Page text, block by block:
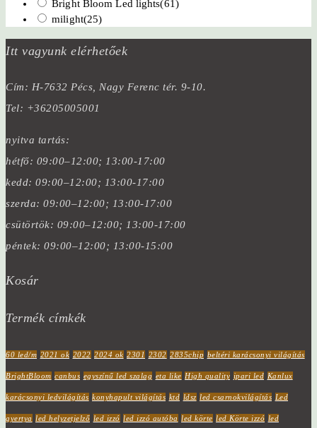
Bright Bloom Led lights(61)
milight(25)
Itt vagyunk elérhetőek
Cím: H-7632 Pécs, Nagy Ferenc tér. 9-10.
Tel: +36205005001
nyitva tartás:
hétfő: 09:00–12:00; 13:00-17:00
kedd: 09:00–12:00; 13:00-17:00
szerda: 09:00–12:00; 13:00-17:00
csütörtök: 09:00–12:00; 13:00-17:00
péntek: 09:00–12:00; 13:00-15:00
Kosár
Termék címkék
60 led/m 2021 ok 2022 2024 ok 2301 2302 2835chip beltéri karácsonyi világítás
BrightBloom canbus egyszínű led szalag eta like High quality ipari led Kanlux
karácsonyi ledvilágítás konyhapult világítás ktd ldsz led csarnokvilágítás Led
gyertya led helyzetjelző led izzó led izzó autóba led körte led Körte izzó led